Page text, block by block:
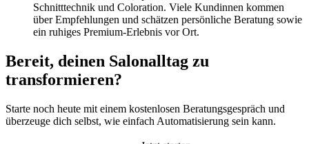
Schnitttechnik und Coloration. Viele Kundinnen kommen
über Empfehlungen und schätzen persönliche Beratung sowie
ein ruhiges Premium-Erlebnis vor Ort.
Bereit, deinen Salonalltag zu
transformieren?
Starte noch heute mit einem kostenlosen Beratungsgespräch und
überzeuge dich selbst, wie einfach Automatisierung sein kann.